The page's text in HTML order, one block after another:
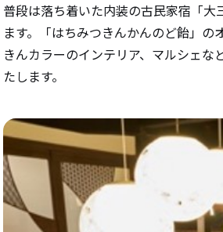
普段は落ち着いた内装の古民家宿「
ます。「はちみつきんかんのど飴」
きんカラーのインテリア、マルシェ
たします。